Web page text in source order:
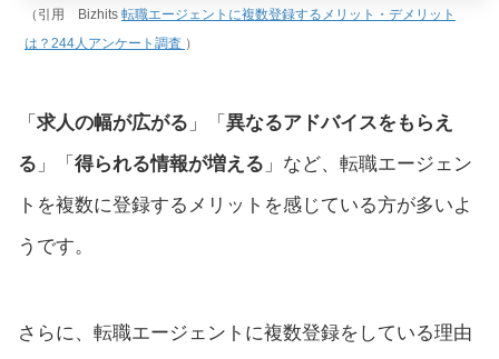
（引用 Bizhits 転職エージェントに複数登録するメリット・デメリット
は？244人アンケート調査 ）
「 求人の幅が広がる 」「 異なるアドバイスをもらえ
る 」「 得られる情報が増える 」など、転職エージェン
トを複数に登録するメリットを感じている方が多いよ
うです。
さらに、転職エージェントに複数登録をしている理由